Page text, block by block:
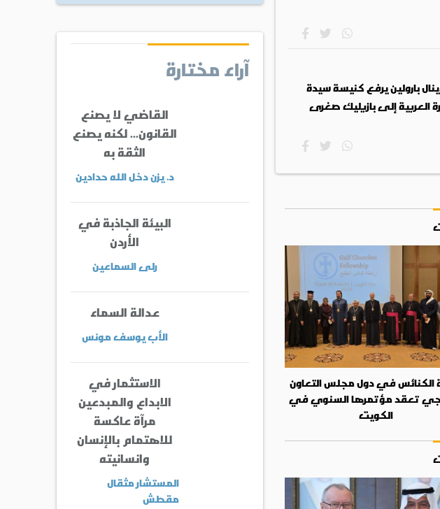
بارولين يرفع كنيسة سيدة
العربية إلى بازيليك صغرى
الكنائس في دول مجلس التعاون
تعقد مؤتمرها السنوي في
الكويت
آراء مختارة
القاضي لا يصنع
القانون... لكنه يصنع
الثقة به
د. يزن دخل الله حدادين
البيئة الجاذبة في
الأردن
رلى السماعين
عدالة السماء
الأب يوسف مونس
الاستثمار في
الابداع والمبدعين
مرآة عاكسة
للاهتمام بالإنسان
وانسانيته
المستشار مثقال
مقطش